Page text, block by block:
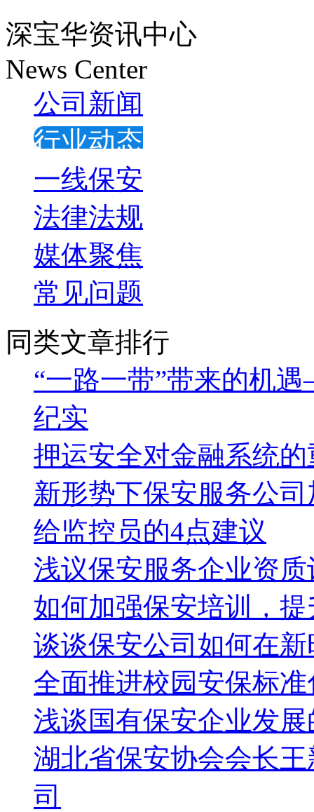
深宝华资讯中心
News Center
公司新闻
行业动态
一线保安
法律法规
媒体聚焦
常见问题
同类文章排行
“一路一带”带来的机
纪实
押运安全对金融系统
新形势下保安服务公
给监控员的4点建议
浅议保安服务企业资
如何加强保安培训，
谈谈保安公司如何在
全面推进校园安保标
浅谈国有保安企业发
湖北省保安协会会长
司